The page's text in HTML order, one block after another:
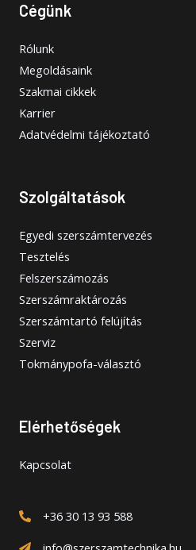
Cégünk
Rólunk
Megoldásaink
Szakmai cikkek
Karrier
Adatvédelmi tájékoztató
Szolgáltatások
Egyedi szerszámtervezés
Tesztelés
Felszerszámozás
Szerszámraktározás
Szerszámtartó felújítás
Szerviz
Tokmánypofa-választó
Elérhetőségek
Kapcsolat
+36 30 13 93 588